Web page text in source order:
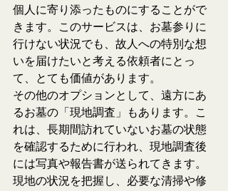
個人に寄り添ったものにすることがで
きます。このサービスは、お墓参りに
行けない状況でも、故人への特別な想
いを届けたいと考える依頼者にとっ
て、とても価値があります。
その他のオプションとして、遠方にあ
るお墓の「現地調査」もあります。こ
れは、長期間訪れていないお墓の状態
を確認するために行われ、現地調査後
には写真や報告書が送られてきます。
現地の状況を把握し、必要な清掃や修